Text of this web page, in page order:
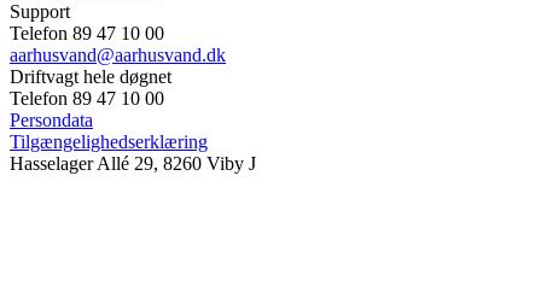
Support
Telefon 89 47 10 00
aarhusvand@aarhusvand.dk
Driftvagt hele døgnet
Telefon 89 47 10 00
Persondata
Tilgængelighedserklæring
Hasselager Allé 29, 8260 Viby J